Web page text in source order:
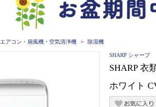
エアコン・扇風機・空気清浄機 除湿機
SHARP シャープ
SHARP 衣
ホワイト